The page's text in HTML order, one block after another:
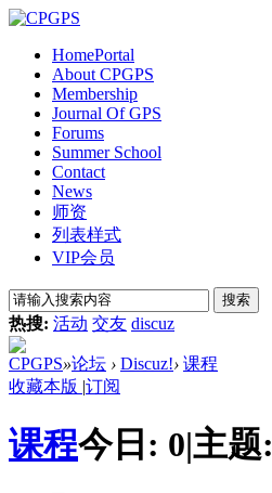
HomePortal
About CPGPS
Membership
Journal Of GPS
Forums
Summer School
Contact
News
师资
列表样式
VIP会员
搜索
热搜: 活动 交友 discuz
CPGPS»论坛 › Discuz!› 课程
收藏本版 |订阅
课程今日: 0|主题: